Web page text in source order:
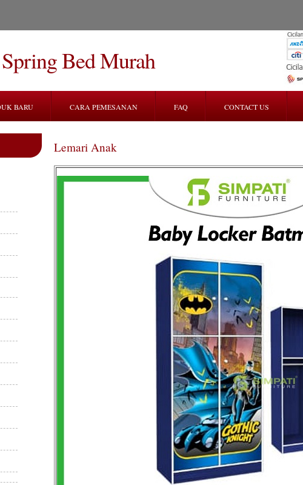
Bed Murah
BARU CARA PEMESANAN FAQ CONTACT US
Lemari Anak